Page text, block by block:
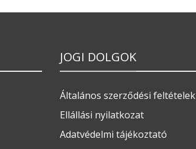
JOGI DOLGOK
Általános szerződési feltételek
Ellállási nyilatkozat
Adatvédelmi tájékoztató